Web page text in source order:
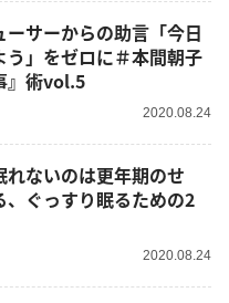
サーからの助言「今日
う」をゼロに＃本間朝子
』術vol.5
2020.08.24
ないのは更年期のせ
、ぐっすり眠るための2
2020.08.24